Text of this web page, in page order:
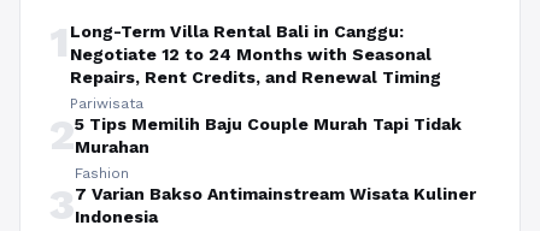
1 Long-Term Villa Rental Bali in Canggu:
Negotiate 12 to 24 Months with Seasonal
Repairs, Rent Credits, and Renewal Timing
Pariwisata
25 Tips Memilih Baju Couple Murah Tapi Tidak
Murahan
Fashion
37 Varian Bakso Antimainstream Wisata Kuliner
Indonesia